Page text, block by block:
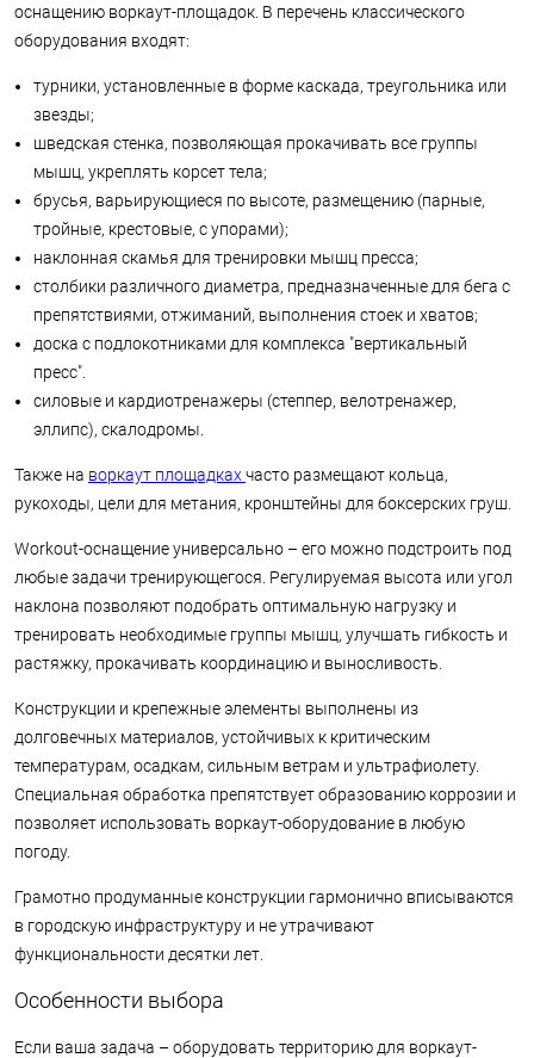
оснащению воркаут-площадок. В перечень классического
оборудования входят:
турники, установленные в форме каскада, треугольника или
звезды;
шведская стенка, позволяющая прокачивать все группы
мышц, укреплять корсет тела;
брусья, варьирующиеся по высоте, размещению (парные,
тройные, крестовые, с упорами);
наклонная скамья для тренировки мышц пресса;
столбики различного диаметра, предназначенные для бега с
препятствиями, отжиманий, выполнения стоек и хватов;
доска с подлокотниками для комплекса "вертикальный
пресс".
силовые и кардиотренажеры (степпер, велотренажер,
эллипс), скалодромы.
Также на воркаут площадкахчасто размещают кольца,
рукоходы, цели для метания, кронштейны для боксерских груш.
Workout-оснащение универсально – его можно подстроить под
любые задачи тренирующегося. Регулируемая высота или угол
наклона позволяют подобрать оптимальную нагрузку и
тренировать необходимые группы мышц, улучшать гибкость и
растяжку, прокачивать координацию и выносливость.
Конструкции и крепежные элементы выполнены из
долговечных материалов, устойчивых к критическим
температурам, осадкам, сильным ветрам и ультрафиолету.
Специальная обработка препятствует образованию коррозии и
позволяет использовать воркаут-оборудование в любую
погоду.
Грамотно продуманные конструкции гармонично вписываются
в городскую инфраструктуру и не утрачивают
функциональности десятки лет.
Особенности выбора
Если ваша задача – оборудовать территорию для воркаут-